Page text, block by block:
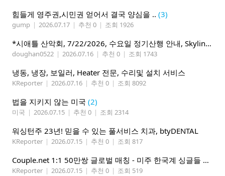
힘들게 영주권,시민권 얻어서 결국 양심을 .. (3)
gump | 2026.07.17 | 추천 0 | 조회 1926
*시애틀 산악회, 7/22/2026, 수요일 정기산행 안내, Skyline Trail Loop(Mt. Rainier)*
doughan0522 | 2026.07.16 | 추천 0 | 조회 1743
냉동, 냉장, 보일러, Heater 전문, 수리및 설치 서비스
KReporter | 2026.07.16 | 추천 0 | 조회 8092
법을 지키지 않는 미국 (2)
미국 | 2026.07.15 | 추천 0 | 조회 2314
워싱턴주 23년! 믿을 수 있는 풀서비스 치과, btyDENTAL
KReporter | 2026.07.15 | 추천 0 | 조회 817
Couple.net 1:1 50만쌍 글로벌 매칭 - 미주 한국계 싱글들 모이세요
KReporter | 2026.07.15 | 추천 0 | 조회 519